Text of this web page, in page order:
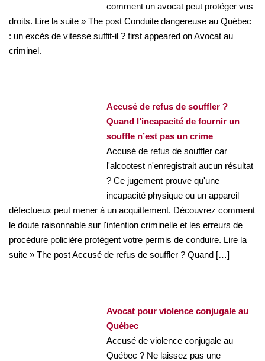
comment un avocat peut protéger vos
droits. Lire la suite » The post Conduite dangereuse au Québec
: un excès de vitesse suffit-il ? first appeared on Avocat au
criminel.
Accusé de refus de souffler ?
Quand l’incapacité de fournir un
souffle n’est pas un crime
Accusé de refus de souffler car
l'alcootest n'enregistrait aucun résultat
? Ce jugement prouve qu'une
incapacité physique ou un appareil
défectueux peut mener à un acquittement. Découvrez comment
le doute raisonnable sur l'intention criminelle et les erreurs de
procédure policière protègent votre permis de conduire. Lire la
suite » The post Accusé de refus de souffler ? Quand […]
Avocat pour violence conjugale au
Québec
Accusé de violence conjugale au
Québec ? Ne laissez pas une